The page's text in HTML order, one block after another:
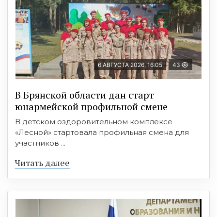
6 АВГУСТА 2026, 16:05 43
В Брянской области дан старт
юнармейской профильной смене
В детском оздоровительном комплексе
«Лесной» стартовала профильная смена для
участников ...
Читать далее